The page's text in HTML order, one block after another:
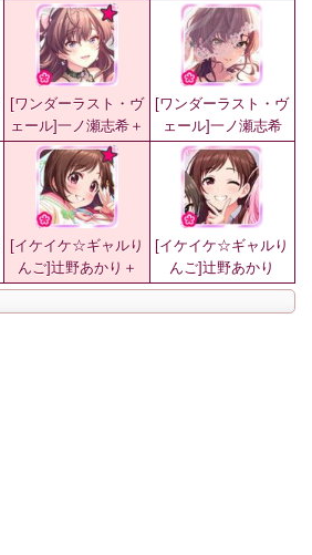
[ワンダーラスト・ヴ
ェール]一ノ瀬志希＋
[ワンダーラスト・ヴ
ェール]一ノ瀬志希
[イケイケ☆ギャルり
んご]辻野あかり＋
[イケイケ☆ギャルり
んご]辻野あかり